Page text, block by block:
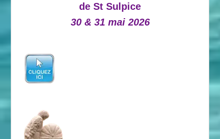
de St Sulpice
30 & 31 mai 2026